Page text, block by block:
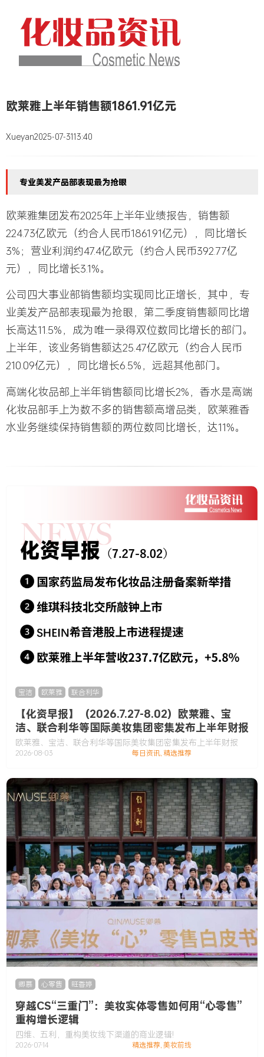
欧莱雅上半年销售额1861.91亿元
Xueyan2025-07-3113:40
专业美发产品部表现最为抢眼
欧莱雅集团发布2025年上半年业绩报告，销售额
224.73亿欧元（约合人民币1861.91亿元），同比增长
3%；营业利润约47.4亿欧元（约合人民币392.77亿
元），同比增长3.1%。
公司四大事业部销售额均实现同比正增长，其中，专
业美发产品部表现最为抢眼，第二季度销售额同比增
长高达11.5%，成为唯一录得双位数同比增长的部门。
上半年，该业务销售额达25.47亿欧元（约合人民币
210.09亿元），同比增长6.5%，远超其他部门。
高端化妆品部上半年销售额同比增长2%，香水是高端
化妆品部手上为数不多的销售额高增品类，欧莱雅香
水业务继续保持销售额的两位数同比增长，达11%。
宝洁 欧莱雅 联合利华
【化资早报】（2026.7.27-8.02）欧莱雅、宝
洁、联合利华等国际美妆集团密集发布上半年财报
欧莱雅、宝洁、联合利华等国际美妆集团密集发布上半年财报
2026-08-03 每日资讯,精选推荐
卿慕 心零售 旺香婷
穿越CS“三重门”：美妆实体零售如何用“心零售”
重构增长逻辑
四维、五利，重构美妆线下渠道的商业逻辑!
2026-07-14 精选推荐,美妆前线